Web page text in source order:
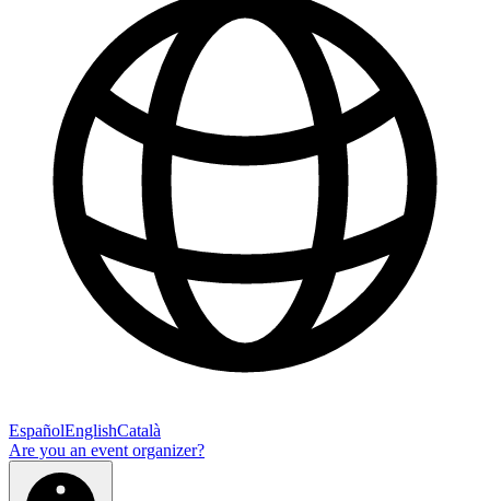
EspañolEnglishCatalà
Are you an event organizer?